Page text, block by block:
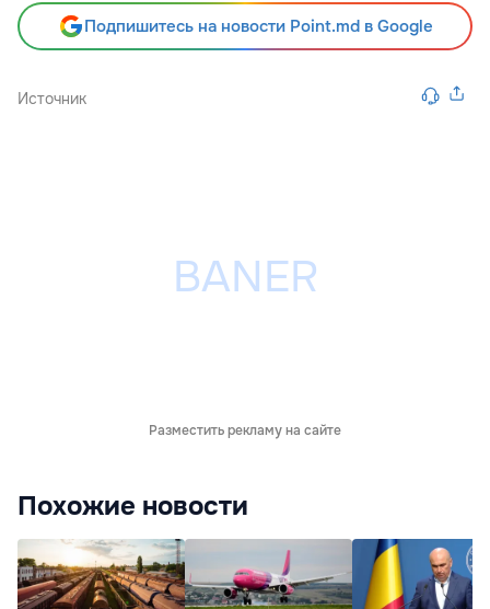
Подпишитесь на новости Point.md в Google
Источник
Разместить рекламу на сайте
Похожие новости